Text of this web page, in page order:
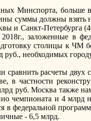
Минспорта, больше
суммы должны взять
и Санкт-Петербурга
заложенные в
столицы к ЧМ
руб., необходимых
сравнить расчеты двух
в частности
руб. Москва также
чемпионата и 4 млрд
в федеральной
- 6,5 млрд.